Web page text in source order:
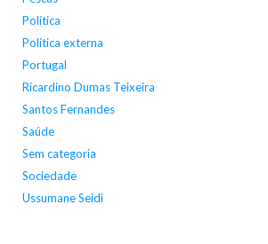
Política
Política externa
Portugal
Ricardino Dumas Teixeira
Santos Fernandes
Saúde
Sem categoria
Sociedade
Ussumane Seidi